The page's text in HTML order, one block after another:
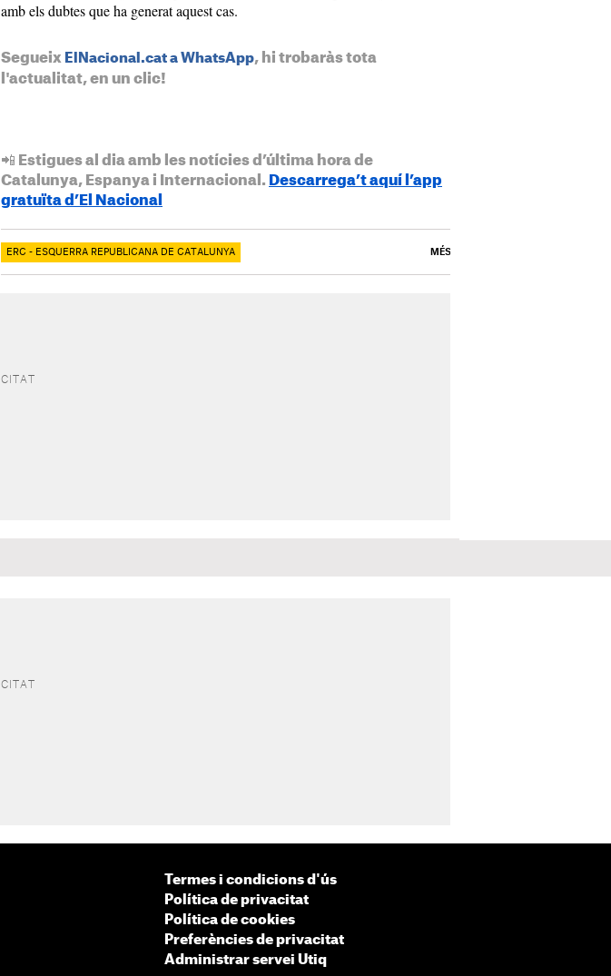
amb els dubtes que ha generat aquest cas.
Segueix ElNacional.cat a WhatsApp, hi trobaràs tota
l'actualitat, en un clic!
📲 Estigues al dia amb les notícies d’última hora de
Catalunya, Espanya i Internacional. Descarrega’t aquí l’app
gratuïta d’El Nacional
ERC - ESQUERRA REPUBLICANA DE CATALUNYA MÉS
Termes i condicions d'ús
Política de privacitat
Política de cookies
Preferències de privacitat
Administrar servei Utiq